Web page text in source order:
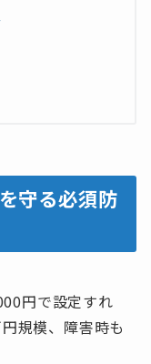
守る必須防
円で設定すれ
規模、障害時も